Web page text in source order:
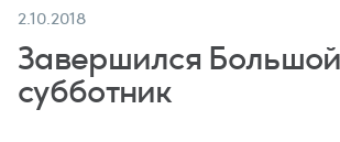
2.10.2018
Завершился
субботник